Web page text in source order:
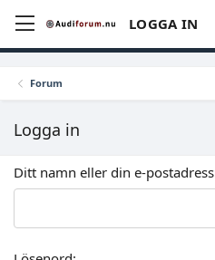
LOGGA IN
Forum
Logga in
Ditt namn eller din e-postadress